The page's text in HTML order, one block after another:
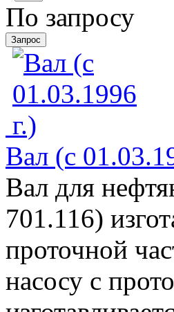
По запросу
Вал (с
Вал для
701.116)
проточной
насосу с